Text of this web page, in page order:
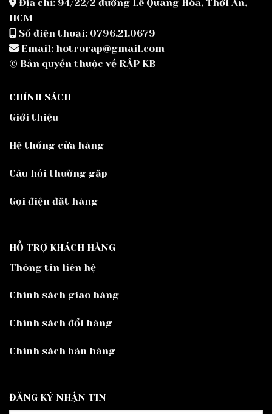
Địa chỉ: 94/22/2 đường Lê Quang Hòa, Thới An,
HCM
Số điện thoại: 0796.21.0679
Email: hotrorap@gmail.com
© Bản quyền thuộc về RẬP KB
CHÍNH SÁCH
Giới thiệu
Hệ thống cửa hàng
Câu hỏi thường gặp
Gọi điện đặt hàng
HỖ TRỢ KHÁCH HÀNG
Thông tin liên hệ
Chính sách giao hàng
Chính sách đổi hàng
Chính sách bán hàng
ĐĂNG KÝ NHẬN TIN